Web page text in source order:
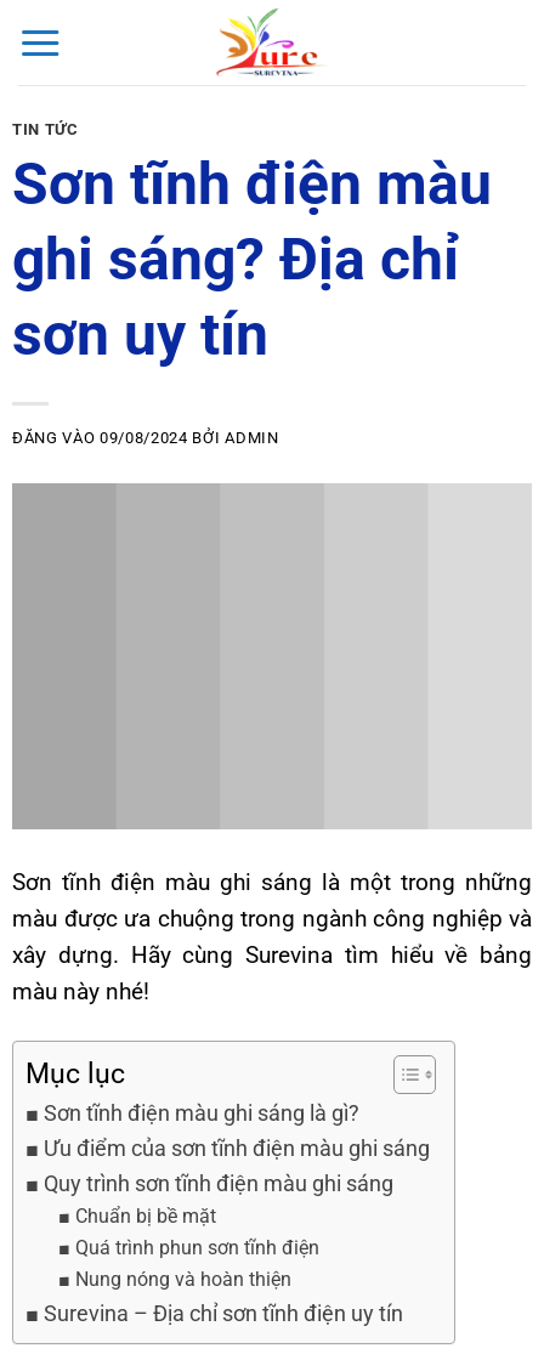
qua
nội
dung
TIN TỨC
Sơn tĩnh điện màu
ghi sáng? Địa chỉ
sơn uy tín
ĐĂNG VÀO09/08/2024 BỞIADMIN
Sơn tĩnh điện màu ghi sáng là một trong những
màu được ưa chuộng trong ngành công nghiệp và
xây dựng. Hãy cùng Surevina tìm hiểu về bảng
màu này nhé!
Mục lục
Sơn tĩnh điện màu ghi sáng là gì?
Ưu điểm của sơn tĩnh điện màu ghi sáng
Quy trình sơn tĩnh điện màu ghi sáng
Chuẩn bị bề mặt
Quá trình phun sơn tĩnh điện
Nung nóng và hoàn thiện
Surevina – Địa chỉ sơn tĩnh điện uy tín